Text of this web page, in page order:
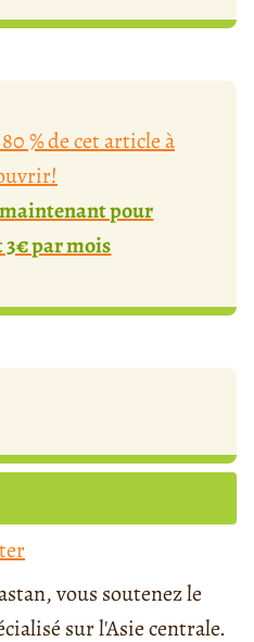
% de cet article à
pour
3€ par mois
vous soutenez le
sur l'Asie centrale.